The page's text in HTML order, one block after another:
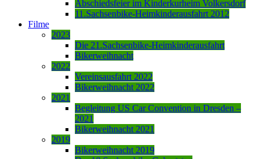
Abschiedsfeier im Kinderkurheim Volkersdorf
11.Sachsenbike-Heimkinderausfahrt 2012
Filme
2023
Die 21.Sachsenbike-Heimkinderausfahrt
Bikerweihnacht
2022
Vereinsausfahrt 2022
Bikerweihnacht 2022
2021
Begleitung US Car Convention in Dresden –
2021
Bikerweihnacht 2021
2019
Bikerweihnacht 2019